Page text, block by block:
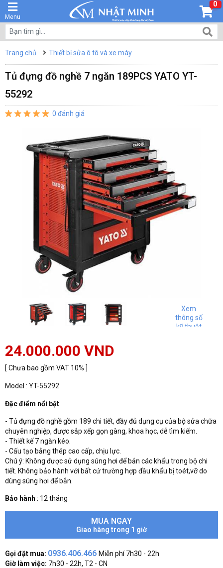
Menu
0
Trang chủ Thiết bị sửa ô tô và xe máy
Tủ đựng đồ nghề 7 ngăn 189PCS YATO YT-
55292
0 đánh giá
Xem
thông số
kỹ thuật
24.000.000 VND
[ Chưa bao gồm VAT 10% ]
Model : YT-55292
Đặc điểm nổi bật
- Tủ đựng đồ nghề gồm 189 chi tiết, đầy đủ dụng cụ của bộ sửa chữa
chuyên nghiệp, được sắp xếp gọn gàng, khoa học, dễ tìm kiếm.
- Thiết kế 7 ngăn kéo.
- Cấu tạo bằng thép cao cấp, chịu lực.
Chú ý: Không được sử dụng súng hơi để bắn các khẩu trong bộ chi
tiết. Không bảo hành với bất cứ trường hợp đầu khẩu bị toét,vỡ do
dùng súng hơi để bắn.
Bảo hành : 12 tháng
MUA NGAY
Giao hàng trong 1 giờ
Gọi đặt mua: 0936.406.466 Miễn phí 7h30 - 22h
Giờ làm việc: 7h30 - 22h, T2 - CN